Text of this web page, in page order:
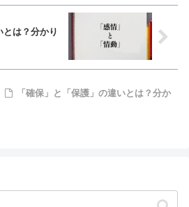
とは？分かり
「確保」と「保護」の違いとは？分か